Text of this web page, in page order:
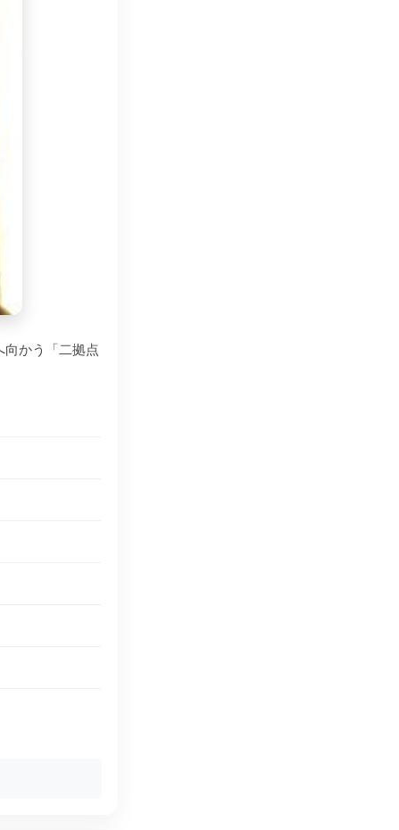
かう「二拠点